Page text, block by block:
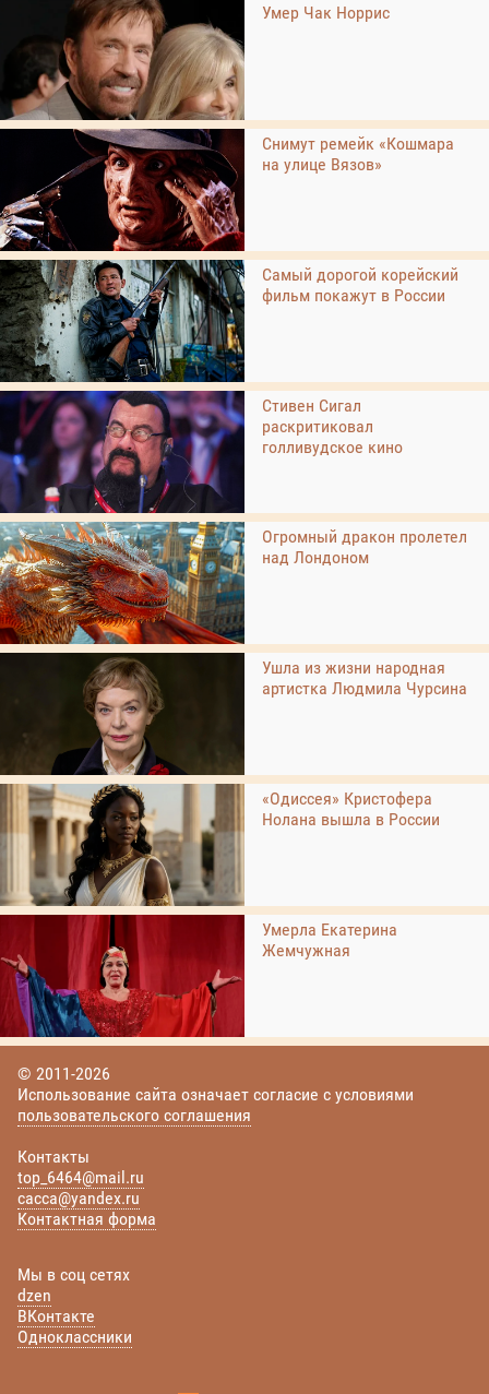
Умер Чак Норрис
Снимут ремейк «Кошмара
на улице Вязов»
Самый дорогой корейский
фильм покажут в России
Стивен Сигал
раскритиковал
голливудское кино
Огромный дракон пролетел
над Лондоном
Ушла из жизни народная
артистка Людмила Чурсина
«Одиссея» Кристофера
Нолана вышла в России
Умерла Екатерина
Жемчужная
© 2011-2026
Использование сайта означает согласие с условиями
пользовательского соглашения
Контакты
top_6464@mail.ru
cacca@yandex.ru
Контактная форма
Мы в соц сетях
dzen
ВКонтакте
Одноклассники